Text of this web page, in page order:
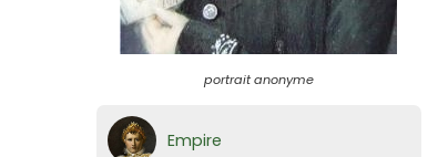
portrait anonyme
Empire